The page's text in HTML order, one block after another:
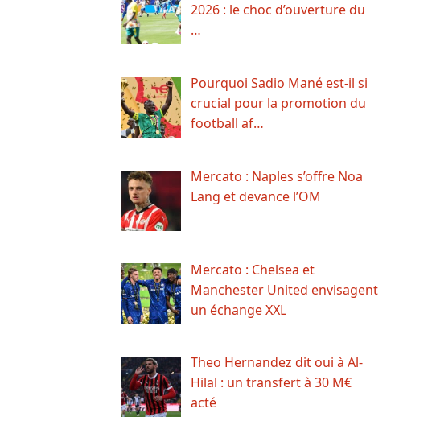
2026 : le choc d’ouverture du
…
Pourquoi Sadio Mané est-il si
crucial pour la promotion du
football af…
Mercato : Naples s’offre Noa
Lang et devance l’OM
Mercato : Chelsea et
Manchester United envisagent
un échange XXL
Theo Hernandez dit oui à Al-
Hilal : un transfert à 30 M€
acté